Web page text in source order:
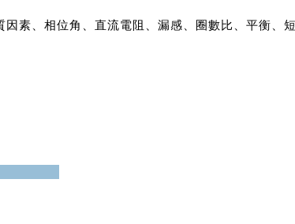
素、相位角、直流電阻、漏感、圈數比、平衡、